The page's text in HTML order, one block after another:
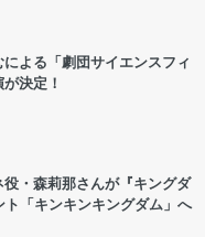
よる「劇団サイエンスフィ
決定！
・森莉那さんが『キングダ
「キンキンキングダム」へ